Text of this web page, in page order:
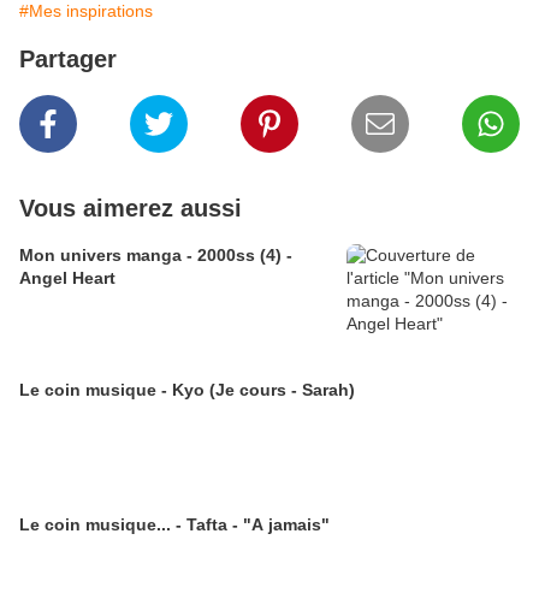
#Mes inspirations
Partager
Vous aimerez aussi
Mon univers manga - 2000ss (4) -
Angel Heart
Le coin musique - Kyo (Je cours - Sarah)
Le coin musique... - Tafta - "A jamais"